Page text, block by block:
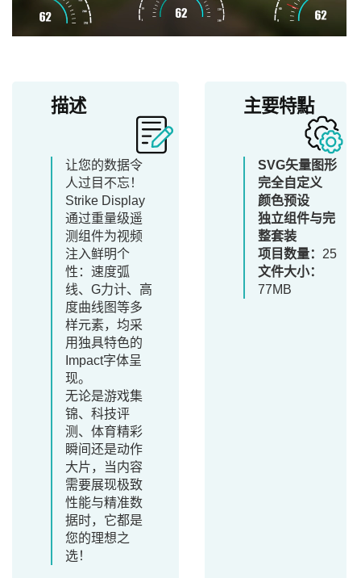
描述
让您的数据令
人过目不忘！
Strike Display
通过重量级遥
测组件为视频
注入鲜明个
性：速度弧
线、G力计、高
度曲线图等多
样元素，均采
用独具特色的
Impact字体呈
现。
无论是游戏集
锦、科技评
测、体育精彩
瞬间还是动作
大片，当内容
需要展现极致
性能与精准数
据时，它都是
您的理想之
选！
主要特點
SVG矢量图形
完全自定义
颜色预设
独立组件与完
整套装
项目数量： 25
文件大小：
77MB